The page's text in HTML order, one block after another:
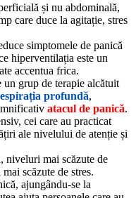
și nu abdominală,
care duce la agitație, stres
simptomele de panică
hiperventilația este un
accentua frica.
grup de terapie alcătuit
profundă,
atacul de panică.
cei care au practicat
ale nivelului de atenție și
niveluri mai scăzute de
scăzute de stres.
ajungându-se la